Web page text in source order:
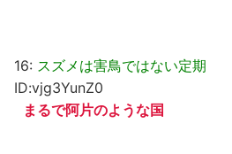
16: スズメは害鳥ではない定期
ID:vjg3YunZ0
まるで阿片のような国